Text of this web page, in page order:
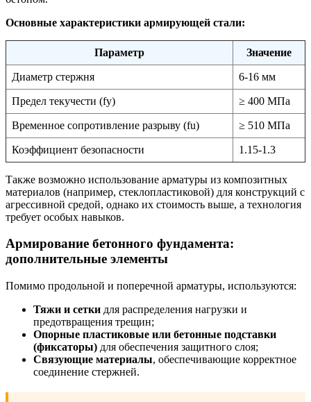
Основные характеристики армирующей стали:
Параметр Значение
Диаметр стержня 6-16 мм
Предел текучести (fy) ≥ 400 МПа
Временное сопротивление разрыву (fu) ≥ 510 МПа
Коэффициент безопасности 1.15-1.3
Также возможно использование арматуры из композитных
материалов (например, стеклопластиковой) для конструкций с
агрессивной средой, однако их стоимость выше, а технология
требует особых навыков.
Армирование бетонного фундамента:
дополнительные элементы
Помимо продольной и поперечной арматуры, используются:
Тяжи и сетки для распределения нагрузки и
предотвращения трещин;
Опорные пластиковые или бетонные подставки
(фиксаторы) для обеспечения защитного слоя;
Связующие материалы, обеспечивающие корректное
соединение стержней.